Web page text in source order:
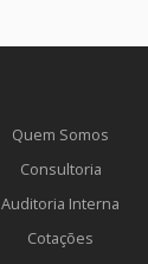
Quem Somos
Consultoria
Auditoria Interna
Cotações